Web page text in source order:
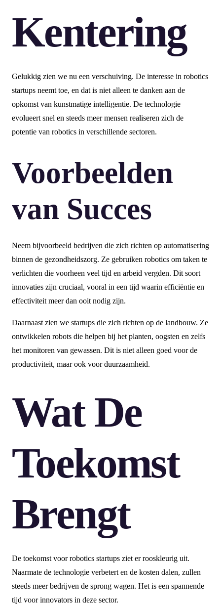
Kentering
Gelukkig zien we nu een verschuiving. De interesse in robotics
startups neemt toe, en dat is niet alleen te danken aan de
opkomst van kunstmatige intelligentie. De technologie
evolueert snel en steeds meer mensen realiseren zich de
potentie van robotics in verschillende sectoren.
Voorbeelden
van Succes
Neem bijvoorbeeld bedrijven die zich richten op automatisering
binnen de gezondheidszorg. Ze gebruiken robotics om taken te
verlichten die voorheen veel tijd en arbeid vergden. Dit soort
innovaties zijn cruciaal, vooral in een tijd waarin efficiëntie en
effectiviteit meer dan ooit nodig zijn.
Daarnaast zien we startups die zich richten op de landbouw. Ze
ontwikkelen robots die helpen bij het planten, oogsten en zelfs
het monitoren van gewassen. Dit is niet alleen goed voor de
productiviteit, maar ook voor duurzaamheid.
Wat De
Toekomst
Brengt
De toekomst voor robotics startups ziet er rooskleurig uit.
Naarmate de technologie verbetert en de kosten dalen, zullen
steeds meer bedrijven de sprong wagen. Het is een spannende
tijd voor innovators in deze sector.